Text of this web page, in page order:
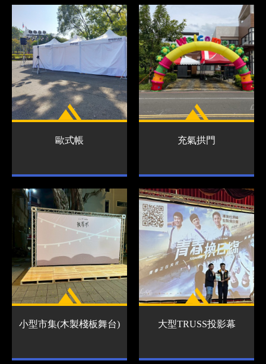
歐式帳 充氣拱門
小型市集(木製棧板舞台) 大型TRUSS投影幕